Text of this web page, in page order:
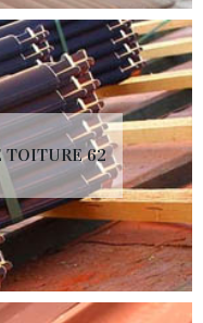
TOITURE 62